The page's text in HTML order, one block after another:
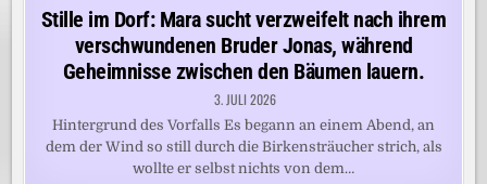
in
Stille im Dorf: Mara sucht verzweifelt nach ihrem
verschwundenen Bruder Jonas, während
Geheimnisse zwischen den Bäumen lauern.
3. JULI 2026
Hintergrund des Vorfalls Es begann an einem Abend, an
dem der Wind so still durch die Birkensträucher strich, als
wollte er selbst nichts von dem…